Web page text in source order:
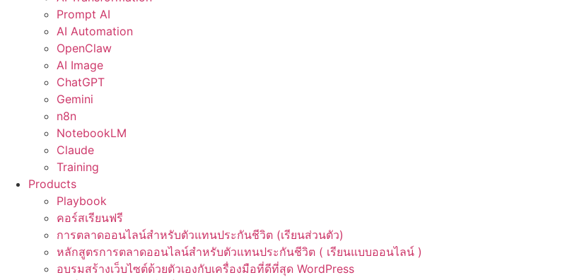
Prompt AI
AI Automation
OpenClaw
AI Image
ChatGPT
Gemini
n8n
NotebookLM
Claude
Training
Products
Playbook
คอร์สเรียนฟรี
การตลาดออนไลน์สำหรับตัวแทนประกันชีวิต (เรียนส่วนตัว)
หลักสูตรการตลาดออนไลน์สำหรับตัวแทนประกันชีวิต ( เรียนแบบออนไลน์ )
อบรมสร้างเว็บไซต์ด้วยตัวเองกับเครื่องมือที่ดีที่สุด WordPress